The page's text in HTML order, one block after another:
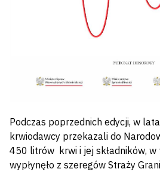
Podczas poprzednich edycji, w
krwiodawcy przekazali do
450 litrów krwi i jej składników,
wypłynęło z szeregów Straży